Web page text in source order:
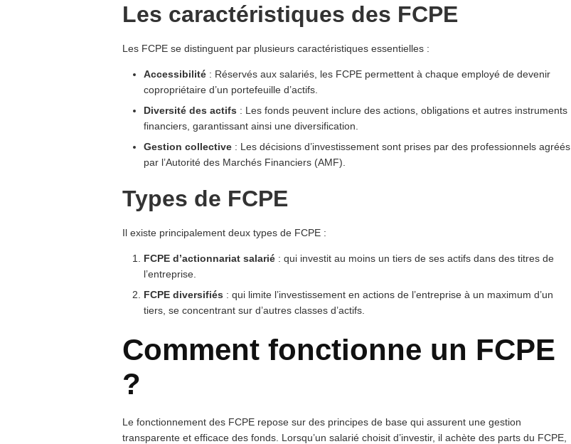
Les caractéristiques des FCPE
Les FCPE se distinguent par plusieurs caractéristiques essentielles :
Accessibilité : Réservés aux salariés, les FCPE permettent à chaque employé de devenir
copropriétaire d’un portefeuille d’actifs.
Diversité des actifs : Les fonds peuvent inclure des actions, obligations et autres instruments
financiers, garantissant ainsi une diversification.
Gestion collective : Les décisions d’investissement sont prises par des professionnels agréés
par l’Autorité des Marchés Financiers (AMF).
Types de FCPE
Il existe principalement deux types de FCPE :
FCPE d’actionnariat salarié : qui investit au moins un tiers de ses actifs dans des titres de
l’entreprise.
FCPE diversifiés : qui limite l’investissement en actions de l’entreprise à un maximum d’un
tiers, se concentrant sur d’autres classes d’actifs.
Comment fonctionne un FCPE
?
Le fonctionnement des FCPE repose sur des principes de base qui assurent une gestion
transparente et efficace des fonds. Lorsqu’un salarié choisit d’investir, il achète des parts du FCPE,